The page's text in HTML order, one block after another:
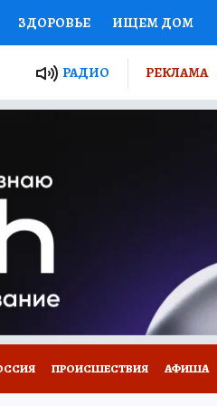
ЗДОРОВЬЕ ИЩЕМ ДОМ
ПРОЕКТЫ РОССИИ
ПУТЕВОДИТЕЛЬ
ПОТРЕБИТЕЛЯ
РАДИО РЕКЛАМА
ПРОИСШЕСТВИЯ АФИША